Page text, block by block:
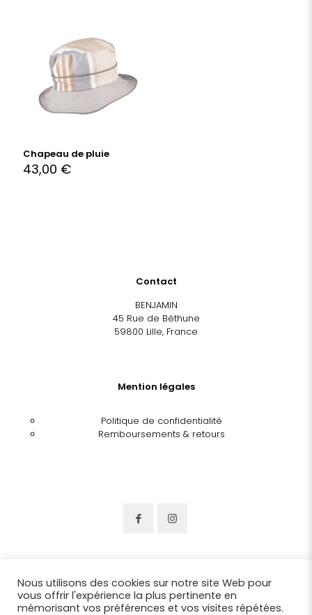
Chapeau de pluie
43,00 €
Contact
BENJAMIN
45 Rue de Béthune
59800 Lille, France
Mention légales
Politique de confidentialité
Remboursements & retours
Nous utilisons des cookies sur notre site Web pour
vous offrir l'expérience la plus pertinente en
mémorisant vos préférences et vos visites répétées.